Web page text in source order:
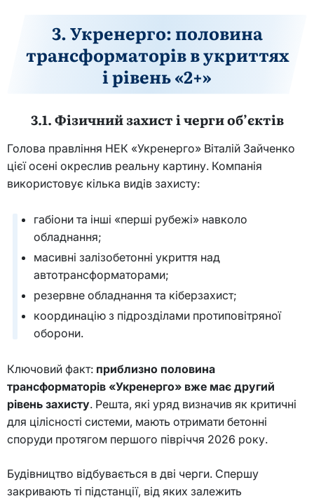
3. Укренерго: половина
трансформаторів в укриттях
і рівень «2+»
3.1. Фізичний захист і черги об’єктів
Голова правління НЕК «Укренерго» Віталій Зайченко
цієї осені окреслив реальну картину. Компанія
використовує кілька видів захисту:
габіони та інші «перші рубежі» навколо
обладнання;
масивні залізобетонні укриття над
автотрансформаторами;
резервне обладнання та кіберзахист;
координацію з підрозділами протиповітряної
оборони.
Ключовий факт: приблизно половина
трансформаторів «Укренерго» вже має другий
рівень захисту. Решта, які уряд визначив як критичні
для цілісності системи, мають отримати бетонні
споруди протягом першого півріччя 2026 року.
Будівництво відбувається в дві черги. Спершу
закривають ті підстанції, від яких залежить